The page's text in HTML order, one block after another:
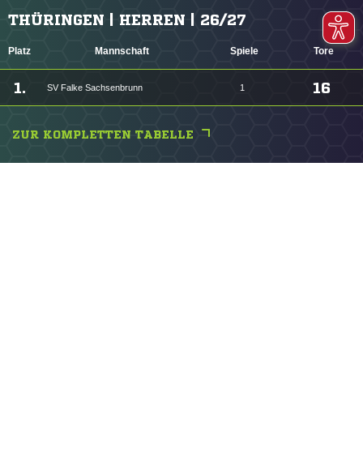
THÜRINGEN | HERREN | 26/27
Platz Mannschaft Spiele Tore
1. SV Falke Sachsenbrunn 1 16
ZUR KOMPLETTEN TABELLE